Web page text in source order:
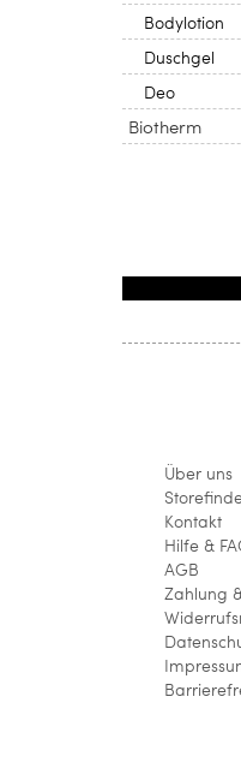
Bodylotion
Duschgel
Deo
Biotherm
Über uns
Kontakt
Hilfe &
AGB
Zahlung